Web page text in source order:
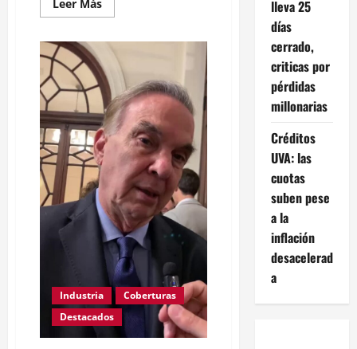
Leer Más
más
en
Diputados
la
Ley
de
Emergencia
PyME
Industria
Coberturas
Destacados
lleva 25
días
cerrado,
criticas por
pérdidas
millonarias
Créditos
UVA: las
cuotas
suben pese
a la
inflación
desacelerad
a